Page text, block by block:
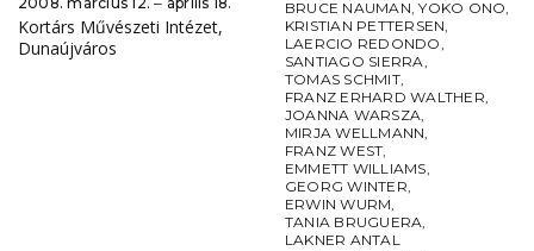
Kortárs Művészeti Intézet,
Dunaújváros
BRUCE NAUMAN,YOKO ONO,
KRISTIAN PETTERSEN,
LAERCIO REDONDO,
SANTIAGO SIERRA,
TOMAS SCHMIT,
FRANZ ERHARD WALTHER,
JOANNA WARSZA,
MIRJA WELLMANN,
FRANZ WEST,
EMMETT WILLIAMS,
GEORG WINTER,
ERWIN WURM,
TANIA BRUGUERA,
LAKNER ANTAL